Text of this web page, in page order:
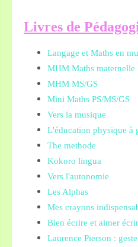
Livres de
Langage et Maths en
MHM Maths maternelle
MHM MS/GS
Mini Maths PS/MS/GS
Vers la musique
L'éducation physique à
The methode
Kokoro lingua
Vers l'autonomie
Les Alphas
Mes crayons
Bien écrire et aimer
Laurence Pierson :